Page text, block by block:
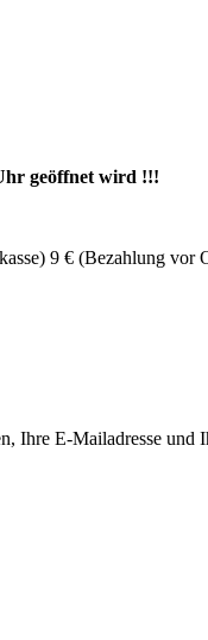
geöffnet wird !!!
9 € (Bezahlung
Ihre E-Mailadresse und